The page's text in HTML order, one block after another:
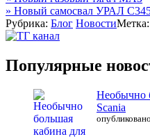
по
записям
» Новый самосвал УРАЛ
Рубрика: Блог НовостиМетка:
Популярные
Необычно
Scania